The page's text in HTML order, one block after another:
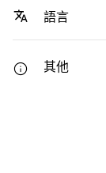
語言
其他